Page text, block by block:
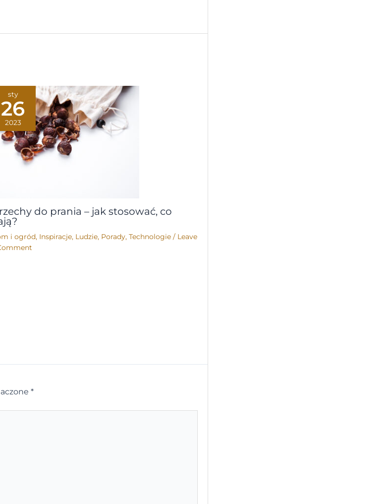
sty
26
2023
do prania – jak stosować, co
i ogród, Inspiracje, Ludzie, Porady, Technologie/ Leave
*